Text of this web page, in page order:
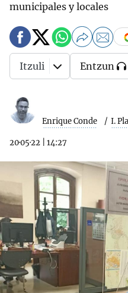
municipales y locales
Enrique Conde I.
20·05·22 14:27
Itzuli Entzun